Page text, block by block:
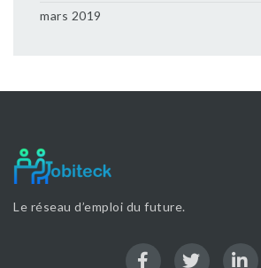
mars 2019
Le réseau d’emploi du future.